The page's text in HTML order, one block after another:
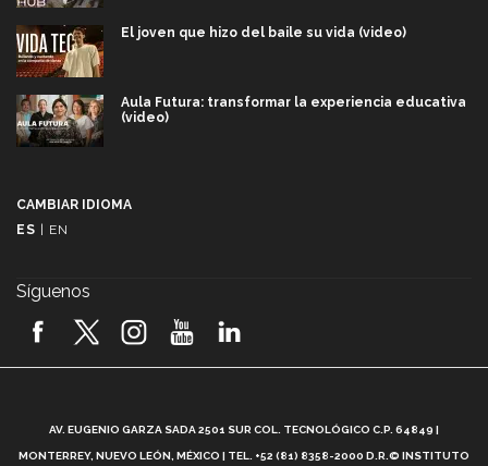
El joven que hizo del baile su vida (video)
Aula Futura: transformar la experiencia educativa
(video)
2026! (video)
¿Cómo es el Modelo Educativo Tec? (video)
CAMBIAR IDIOMA
ES
EN
Síguenos
AV. EUGENIO GARZA SADA 2501 SUR COL. TECNOLÓGICO C.P. 64849 |
MONTERREY, NUEVO LEÓN, MÉXICO | TEL. +52 (81) 8358-2000 D.R.© INSTITUTO